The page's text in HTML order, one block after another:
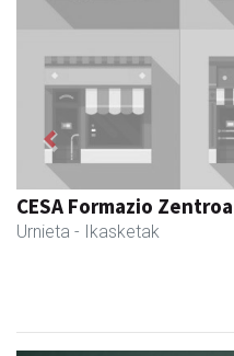
Osane belar eta eko
Urnieta - Akupuntura
Previous